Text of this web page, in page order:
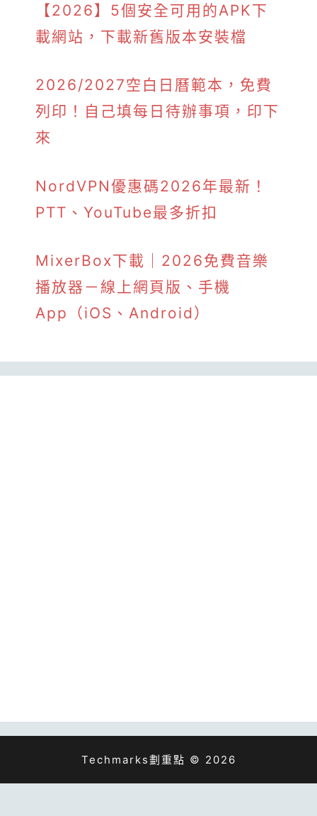
【2026】5個安全可用的APK下
載網站，下載新舊版本安裝檔
2026/2027空白日曆範本，免費
列印！自己填每日待辦事項，印下
來
NordVPN優惠碼2026年最新！
PTT、YouTube最多折扣
MixerBox下載｜2026免費音樂
播放器－線上網頁版、手機
App（iOS、Android）
Techmarks劃重點 © 2026